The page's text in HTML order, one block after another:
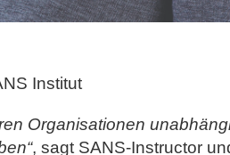
Institut
Organisationen
, sagt SANS-Instructor